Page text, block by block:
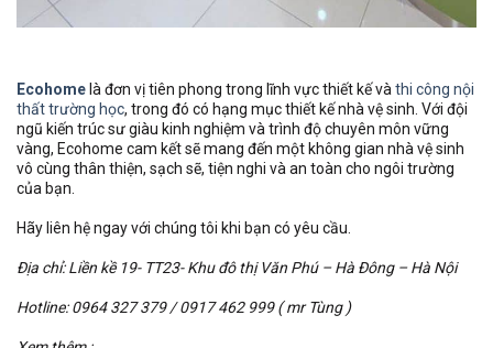
Ecohomelà đơn vị tiên phong trong lĩnh vực thiết kế và thi công nội
thất trường học, trong đó có hạng mục thiết kế nhà vệ sinh. Với đội
ngũ kiến trúc sư giàu kinh nghiệm và trình độ chuyên môn vững
vàng, Ecohome cam kết sẽ mang đến một không gian nhà vệ sinh
vô cùng thân thiện, sạch sẽ, tiện nghi và an toàn cho ngôi trường
của bạn.
Hãy liên hệ ngay với chúng tôi khi bạn có yêu cầu.
Địa chỉ: Liền kề 19- TT23- Khu đô thị Văn Phú – Hà Đông – Hà Nội
Hotline: 0964 327 379 / 0917 462 999 ( mr Tùng )